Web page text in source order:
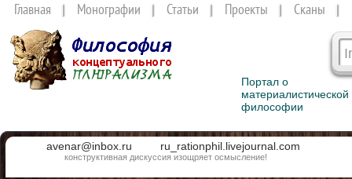
avenar@inbox.ru ru_rationphil.livejournal.com
конструктивная дискуссия изощряет осмысление!
Главная Монографии Статьи Проекты Сканы
Портал о
материалистической
философии